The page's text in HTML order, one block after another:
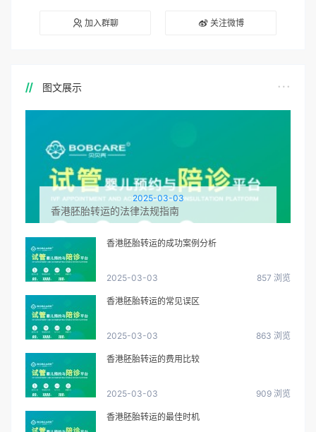
加入群聊 关注微博
图文展示
2025-03-03
香港胚胎转运的法律法规指南
香港胚胎转运的成功案例分析
2025-03-03 857 浏览
香港胚胎转运的常见误区
2025-03-03 863 浏览
香港胚胎转运的费用比较
2025-03-03 909 浏览
香港胚胎转运的最佳时机